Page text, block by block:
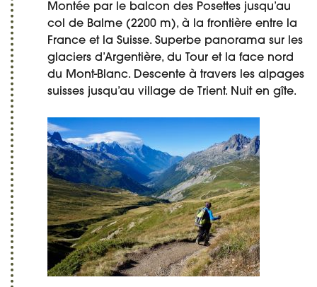
Montée par le balcon des Posettes jusqu’au
col de Balme (2200 m), à la frontière entre la
France et la Suisse. Superbe panorama sur les
glaciers d’Argentière, du Tour et la face nord
du Mont-Blanc. Descente à travers les alpages
suisses jusqu’au village de Trient. Nuit en gîte.